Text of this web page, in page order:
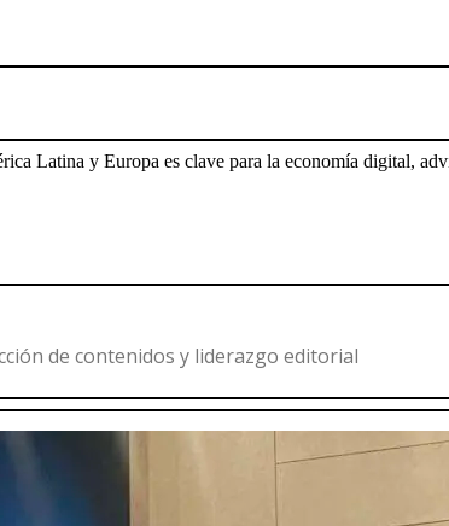
Latina y Europa es clave para la economía digital,
de contenidos y liderazgo editorial